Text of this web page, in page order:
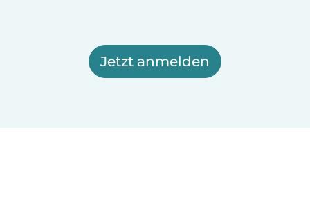
Jetzt anmelden